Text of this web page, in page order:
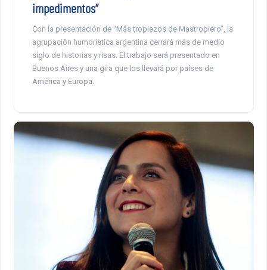
impedimentos”
Con la presentación de “Más tropiezos de Mastropiero”, la
agrupación humorística argentina cerrará más de medio
siglo de historias y risas. El trabajo será presentado en
Buenos Aires y una gira que los llevará por países de
América y Europa.